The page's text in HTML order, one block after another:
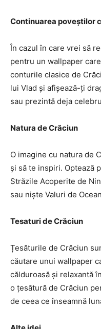
Continuarea poveștilor
În cazul în care vrei să
pentru un wallpaper
conturile clasice de
lui Vlad și afișează-ți
sau prezintă deja
Natura de Crăciun
O imagine cu natura de
și să te inspiri. Optează
Străzile Acoperite de
sau niște Valuri de
Tesaturi de Crăciun
Țesăturile de Crăciun
căutare unui wallpaper
călduroasă și relaxantă
o țesătură de Crăciun
de ceea ce înseamnă